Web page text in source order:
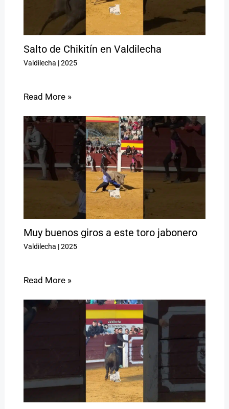
Salto de Chikitín en Valdilecha
Valdilecha |2025
Read More »
Muy buenos giros a este toro jabonero
Valdilecha |2025
Read More »